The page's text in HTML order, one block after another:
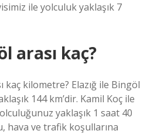
ile yolculuk yaklaşık 7
arası kaç?
kaç kilometre? Elazığ ile Bingöl
144 km’dir. Kamil Koç ile
yaklaşık 1 saat 40
hava ve trafik koşullarına